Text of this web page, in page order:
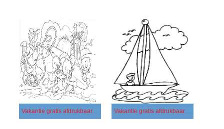
Vakantie gratis afdrukbaar eenvoudig Vakantie gratis afdrukbaar simpel